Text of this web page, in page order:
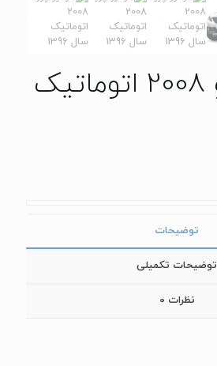
خودرو پژو 2008 اتوماتیک
توضیحات
توضیحات تکمیلی
نظرات 0